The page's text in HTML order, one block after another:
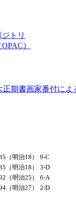
トリ
）
期書画家番付によ
（明治18）
9-C
（明治18）
3-D
（明治25）
6-A
（明治27） 2-D